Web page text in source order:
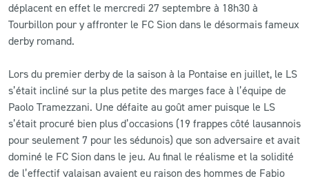
LS ACADEMY CAMPS
MATCH DES CELEBRITES
PRESSE ET MEDIAS
déplacent en effet le mercredi 27 septembre à 18h30 à
Tourbillon pour y affronter le FC Sion dans le désormais fameux
derby romand.
Lors du premier derby de la saison à la Pontaise en juillet, le LS
s’était incliné sur la plus petite des marges face à l’équipe de
Paolo Tramezzani. Une défaite au goût amer puisque le LS
s’était procuré bien plus d’occasions (19 frappes côté lausannois
pour seulement 7 pour les sédunois) que son adversaire et avait
dominé le FC Sion dans le jeu. Au final le réalisme et la solidité
de l’effectif valaisan avaient eu raison des hommes de Fabio